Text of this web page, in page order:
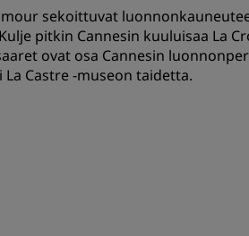
Etsi lentoja
Etsi lentoja
sekoittuvat
pitkin Cannesin kuuluisaa La
ovat osa Cannesin
Castre -museon taidetta.